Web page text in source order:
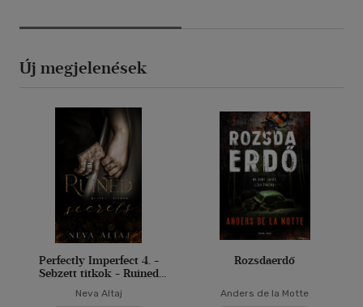
Új megjelenések
Perfectly Imperfect 4. -
Sebzett titkok - Ruined
Neva Altaj
Rozsdaerdő
Anders de la Motte